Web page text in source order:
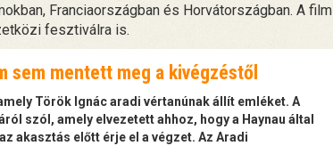
Franciaországban és Horvátországban. A film
fesztiválra is.
sem mentett meg a kivégzéstől
Török Ignác aradi vértanúnak állít emléket. A
szól, amely elvezetett ahhoz, hogy a Haynau által
akasztás előtt érje el a végzet. Az Aradi